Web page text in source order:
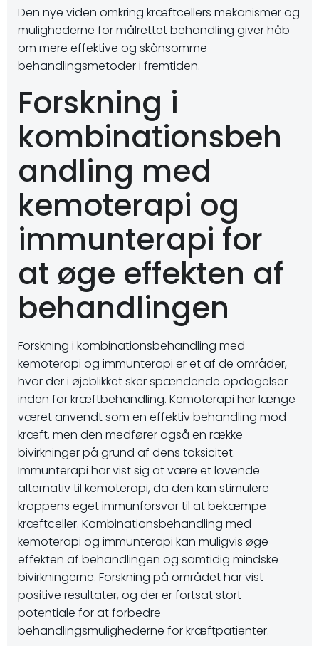
Den nye viden omkring kræftcellers mekanismer og
mulighederne for målrettet behandling giver håb
om mere effektive og skånsomme
behandlingsmetoder i fremtiden.
Forskning i
kombinationsbeh
andling med
kemoterapi og
immunterapi for
at øge effekten af
behandlingen
Forskning i kombinationsbehandling med
kemoterapi og immunterapi er et af de områder,
hvor der i øjeblikket sker spændende opdagelser
inden for kræftbehandling. Kemoterapi har længe
været anvendt som en effektiv behandling mod
kræft, men den medfører også en række
bivirkninger på grund af dens toksicitet.
Immunterapi har vist sig at være et lovende
alternativ til kemoterapi, da den kan stimulere
kroppens eget immunforsvar til at bekæmpe
kræftceller. Kombinationsbehandling med
kemoterapi og immunterapi kan muligvis øge
effekten af behandlingen og samtidig mindske
bivirkningerne. Forskning på området har vist
positive resultater, og der er fortsat stort
potentiale for at forbedre
behandlingsmulighederne for kræftpatienter.